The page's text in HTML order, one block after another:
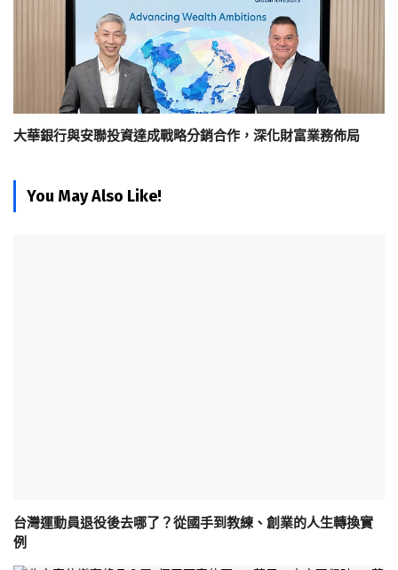
大華銀行與安聯投資達成戰略分銷合作，深化財富業務佈局
You May Also Like!
台灣運動員退役後去哪了？從國手到教練、創業的人生轉換實
例